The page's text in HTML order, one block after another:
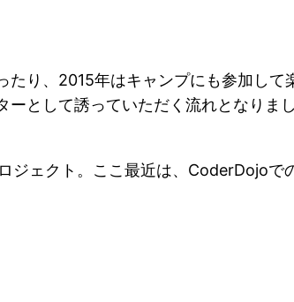
り、2015年はキャンプにも参加して
として誘っていただく流れとなりま
ェクト。ここ最近は、CoderDojoで